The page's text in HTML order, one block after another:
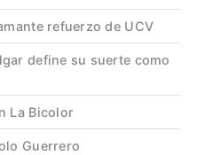
refuerzo de UCV
define su suerte como
La Bicolor
Guerrero